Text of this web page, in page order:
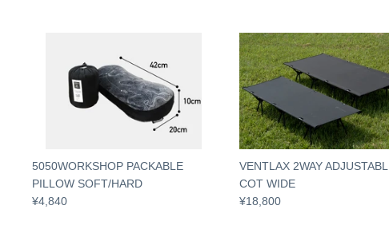
5050WORKSHOP PACKABLE
PILLOW SOFT/HARD
¥4,840
VENTLAX 2WAY
COT WIDE
¥18,800